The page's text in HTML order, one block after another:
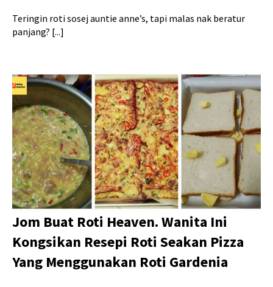
Teringin roti sosej auntie anne’s, tapi malas nak beratur
panjang? [...]
Jom Buat Roti Heaven. Wanita Ini
Kongsikan Resepi Roti Seakan Pizza
Yang Menggunakan Roti Gardenia